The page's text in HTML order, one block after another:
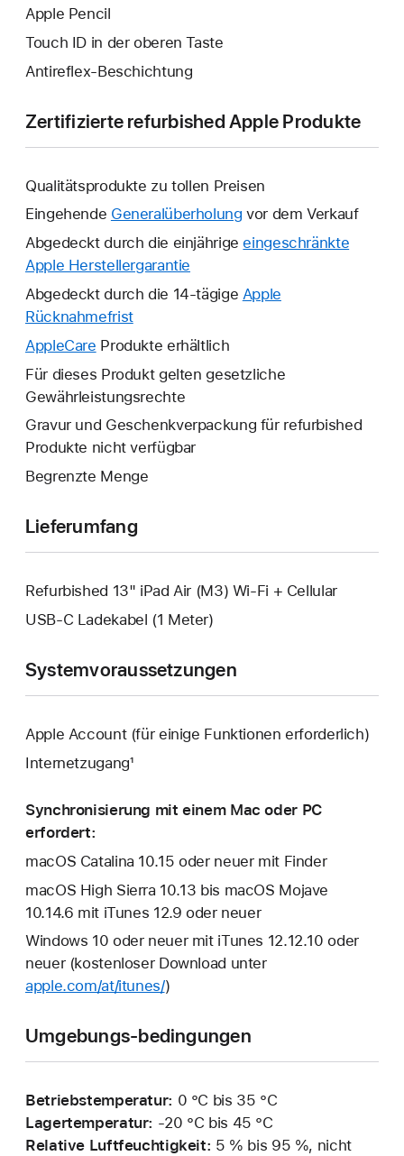
Apple Pencil
Touch ID in der oberen Taste
Antireflex-Beschichtung
Zertifizierte refurbished Apple Produkte
Qualitätsprodukte zu tollen Preisen
Eingehende Generalüberholung vor dem Verkauf
Abgedeckt durch die einjährige eingeschränkte
Apple Herstellergarantie
neues
geöffnet.
Abgedeckt durch die 14-tägige Apple
RücknahmefristEin
neues
wird
geöffnet.
AppleCare Ein
neues
Fenster
geöffnet.
Produkte erhältlich
Für dieses Produkt gelten gesetzliche
Gewährleistungsrechte
Gravur und Geschenkverpackung für refurbished
Produkte nicht verfügbar
Begrenzte Menge
Lieferumfang
Refurbished 13" iPad Air (M3) Wi-Fi + Cellular
USB‑C Ladekabel (1 Meter)
Systemvoraussetzungen
Apple Account (für einige Funktionen erforderlich)
Internetzugang¹
Synchronisierung mit einem Mac oder PC
erfordert:
macOS Catalina 10.15 oder neuer mit Finder
macOS High Sierra 10.13 bis macOS Mojave
10.14.6 mit iTunes 12.9 oder neuer
Windows 10 oder neuer mit iTunes 12.12.10 oder
neuer (kostenloser Download unter
apple.com/at/itunes/)
Umgebungs-bedingungen
Betriebstemperatur: 0 °C bis 35 °C
Lagertemperatur: ‑20 °C bis 45 °C
Relative Luftfeuchtigkeit: 5 % bis 95 %, nicht